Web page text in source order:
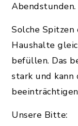
Abendstunden.
Solche
Haushalte
befüllen. Das
stark und kann
Unsere Bitte: